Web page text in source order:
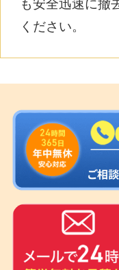
も安全迅速に撤
ください。